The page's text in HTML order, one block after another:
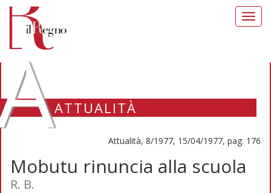
ATTUALITÀ
Attualità, 8/1977, 15/04/1977, pag. 176
Mobutu rinuncia alla scuola
R. B.